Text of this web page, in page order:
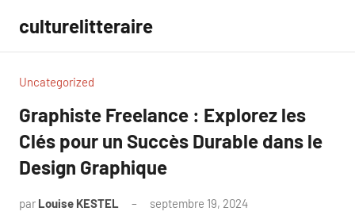
contenu
culturelitteraire
Uncategorized
Graphiste Freelance : Explorez les
Clés pour un Succès Durable dans le
Design Graphique
par Louise KESTEL septembre 19, 2024